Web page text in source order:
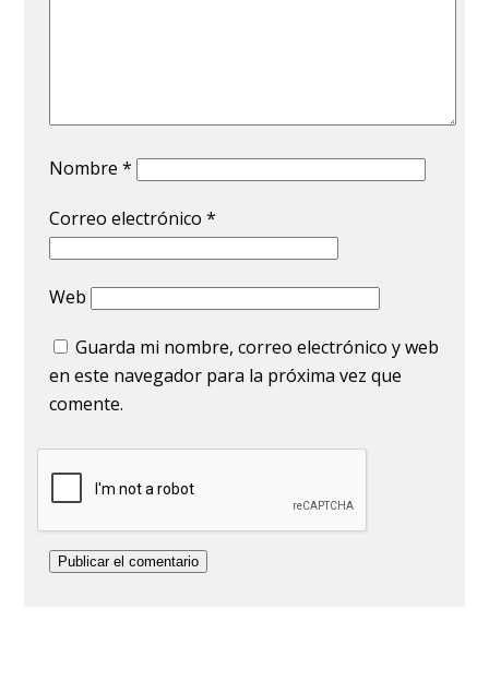
Nombre*
Correo electrónico*
Web
Guarda mi nombre, correo electrónico y web
en este navegador para la próxima vez que
comente.